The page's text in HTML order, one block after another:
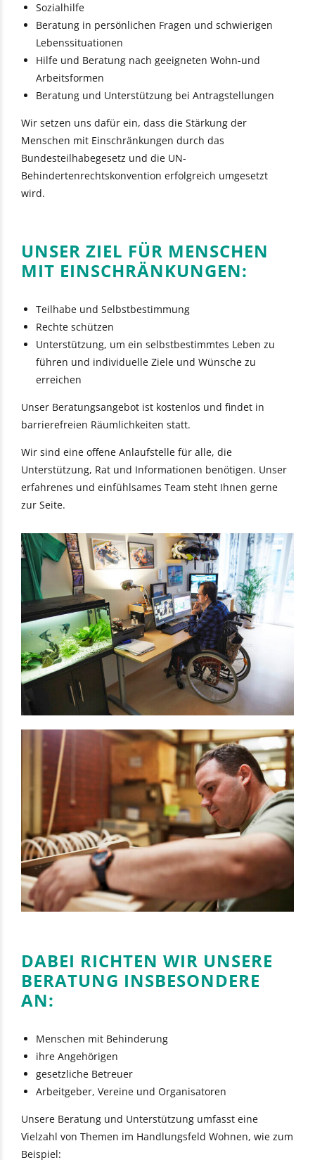
Sozialhilfe
Beratung in persönlichen Fragen und schwierigen
Lebenssituationen
Hilfe und Beratung nach geeigneten Wohn-und
Arbeitsformen
Beratung und Unterstützung bei Antragstellungen
Wir setzen uns dafür ein, dass die Stärkung der
Menschen mit Einschränkungen durch das
Bundesteilhabegesetz und die UN-
Behindertenrechtskonvention erfolgreich umgesetzt
wird.
UNSER ZIEL FÜR MENSCHEN
MIT EINSCHRÄNKUNGEN:
Teilhabe und Selbstbestimmung
Rechte schützen
Unterstützung, um ein selbstbestimmtes Leben zu
führen und individuelle Ziele und Wünsche zu
erreichen
Unser Beratungsangebot ist kostenlos und findet in
barrierefreien Räumlichkeiten statt.
Wir sind eine offene Anlaufstelle für alle, die
Unterstützung, Rat und Informationen benötigen. Unser
erfahrenes und einfühlsames Team steht Ihnen gerne
zur Seite.
DABEI RICHTEN WIR UNSERE
BERATUNG INSBESONDERE
AN:
Menschen mit Behinderung
ihre Angehörigen
gesetzliche Betreuer
Arbeitgeber, Vereine und Organisatoren
Unsere Beratung und Unterstützung umfasst eine
Vielzahl von Themen im Handlungsfeld Wohnen, wie zum
Beispiel: